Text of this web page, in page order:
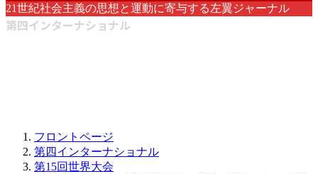
21世紀社会主義の思想と運動に寄与する左翼ジャーナル
第四インターナショナル
フロントページ
第四インターナショナル
第15回世界大会